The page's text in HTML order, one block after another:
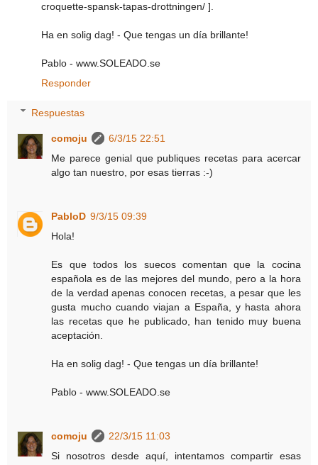
croquette-spansk-tapas-drottningen/ ].
Ha en solig dag! - Que tengas un día brillante!
Pablo - www.SOLEADO.se
Responder
Respuestas
comoju
6/3/15 22:51
Me parece genial que publiques recetas para acercar
algo tan nuestro, por esas tierras :-)
PabloD 9/3/15 09:39
Hola!
Es que todos los suecos comentan que la cocina
española es de las mejores del mundo, pero a la hora
de la verdad apenas conocen recetas, a pesar que les
gusta mucho cuando viajan a España, y hasta ahora
las recetas que he publicado, han tenido muy buena
aceptación.
Ha en solig dag! - Que tengas un día brillante!
Pablo - www.SOLEADO.se
comoju
22/3/15 11:03
Si nosotros desde aquí, intentamos compartir esas